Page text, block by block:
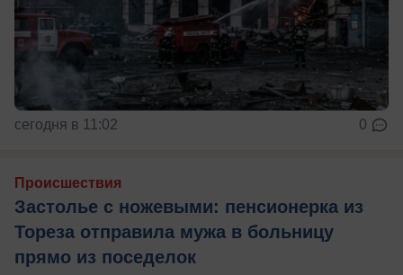
сегодня в 11:02 0
Происшествия
Застолье с ножевыми: пенсионерка из
Тореза отправила мужа в больницу
прямо из поседелок